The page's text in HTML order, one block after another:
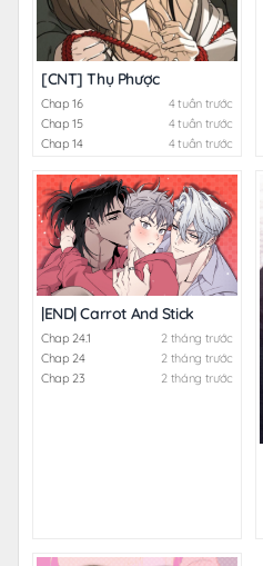
[CNT] Thụ Phược
Chap 16
4 tuần trước
Chap 15
4 tuần trước
Chap 14
4 tuần trước
|END| Carrot And Stick
Chap 24.1
2 tháng trước
Chap 24
2 tháng trước
Chap 23
2 tháng trước